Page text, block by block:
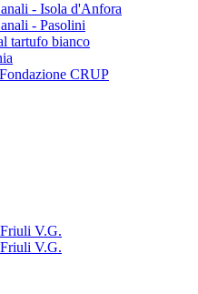
- Isola d'Anfora
- Pasolini
tartufo bianco
CRUP
V.G.
V.G.